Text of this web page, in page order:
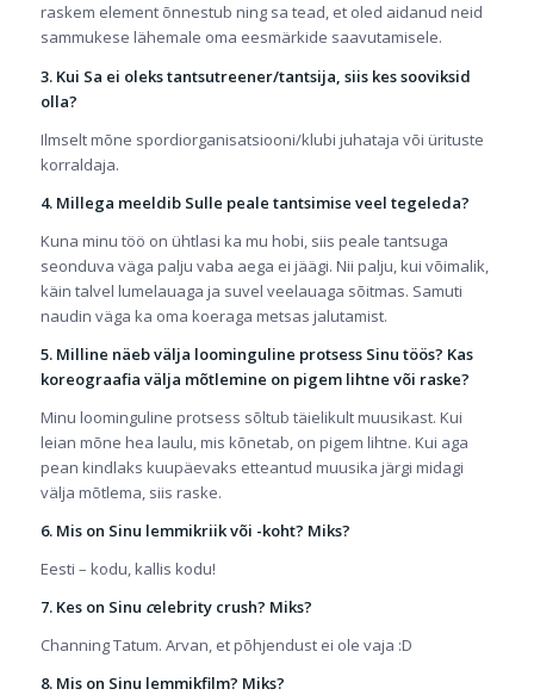
raskem element õnnestub ning sa tead, et oled aidanud neid
sammukese lähemale oma eesmärkide saavutamisele.
3. Kui Sa ei oleks tantsutreener/tantsija, siis kes sooviksid
olla?
Ilmselt mõne spordiorganisatsiooni/klubi juhataja või ürituste
korraldaja.
4. Millega meeldib Sulle peale tantsimise veel tegeleda?
Kuna minu töö on ühtlasi ka mu hobi, siis peale tantsuga
seonduva väga palju vaba aega ei jäägi. Nii palju, kui võimalik,
käin talvel lumelauaga ja suvel veelauaga sõitmas. Samuti
naudin väga ka oma koeraga metsas jalutamist.
5. Milline näeb välja loominguline protsess Sinu töös? Kas
koreograafia välja mõtlemine on pigem lihtne või raske?
Minu loominguline protsess sõltub täielikult muusikast. Kui
leian mõne hea laulu, mis kõnetab, on pigem lihtne. Kui aga
pean kindlaks kuupäevaks etteantud muusika järgi midagi
välja mõtlema, siis raske.
6. Mis on Sinu lemmikriik või -koht? Miks?
Eesti – kodu, kallis kodu!
7. Kes on Sinu celebrity crush? Miks?
Channing Tatum. Arvan, et põhjendust ei ole vaja :D
8. Mis on Sinu lemmikfilm? Miks?